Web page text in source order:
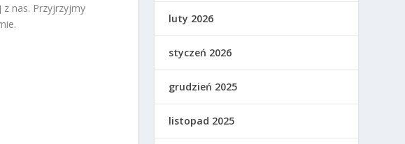
nas. Przyjrzyjmy
luty 2026
styczeń 2026
grudzień 2025
listopad 2025